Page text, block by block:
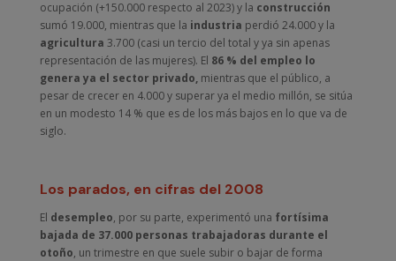
ocupación (+150.000 respecto al 2023) y la construcción
sumó 19.000, mientras que la industria perdió 24.000 y la
agricultura 3.700 (casi un tercio del total y ya sin apenas
representación de las mujeres). El 86 % del empleo lo
genera ya el sector privado,mientras que el público, a
pesar de crecer en 4.000 y superar ya el medio millón, se sitúa
en un modesto 14 % que es de los más bajos en lo que va de
siglo.
Los parados, en cifras del 2008
El desempleo, por su parte, experimentó una fortísima
bajada de 37.000 personas trabajadoras durante el
otoño, un trimestre en que suele subir o bajar de forma